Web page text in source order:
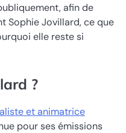
afin de
Sophie Jovillard, ce que
elle reste si
?
et animatrice
pour ses émissions